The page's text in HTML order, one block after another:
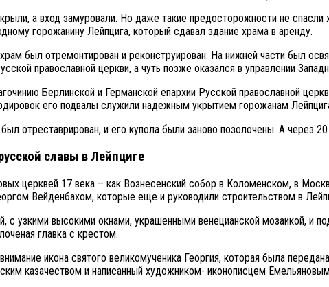
а вход замуровали. Но даже такие предосторожности не
горожанину Лейпцига, который сдавал здание храма в аренду.
был отремонтирован и реконструирован. На нижней части был
православной церкви, а чуть позже оказался в управлении
Берлинской и Германской епархии Русской православной
его подвалы служили надежным укрытием горожанам
отреставрирован, и его купола были заново позолочены. А через
славы в Лейпциге
церквей 17 века – как Вознесенский собор в Коломенском, в
Вейденбахом, которые еще и руководили строительством в
с узкими высокими окнами, украшенными венецианской мозаикой, и
главка с крестом.
икона святого великомученика Георгия, которая была
казачеством и написанный художником- иконописцем